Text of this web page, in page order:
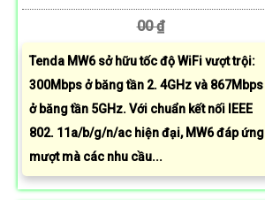
00 ₫
Tenda MW6 sở hữu tốc độ WiFi vượt trội:
300Mbps ở băng tần 2. 4GHz và 867Mbps
ở băng tần 5GHz. Với chuẩn kết nối IEEE
802. 11a/b/g/n/ac hiện đại, MW6 đáp ứng
mượt mà các nhu cầu...